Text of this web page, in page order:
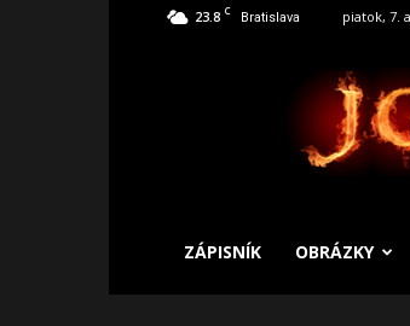
23.8 C Bratislava piatok, 7.
SLOBODNÝ
ZÁPISNÍK OBRÁZKY